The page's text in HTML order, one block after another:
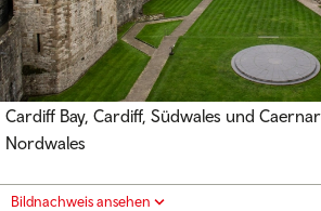
Cardiff Bay, Cardiff, Südwales und
Nordwales
Bildnachweis ansehen